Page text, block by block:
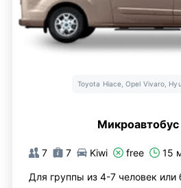
Toyota Hiace, Opel Vivaro,
Микроавтобус
7 7 Kiwi free 15
Для группы из 4-7 человек или